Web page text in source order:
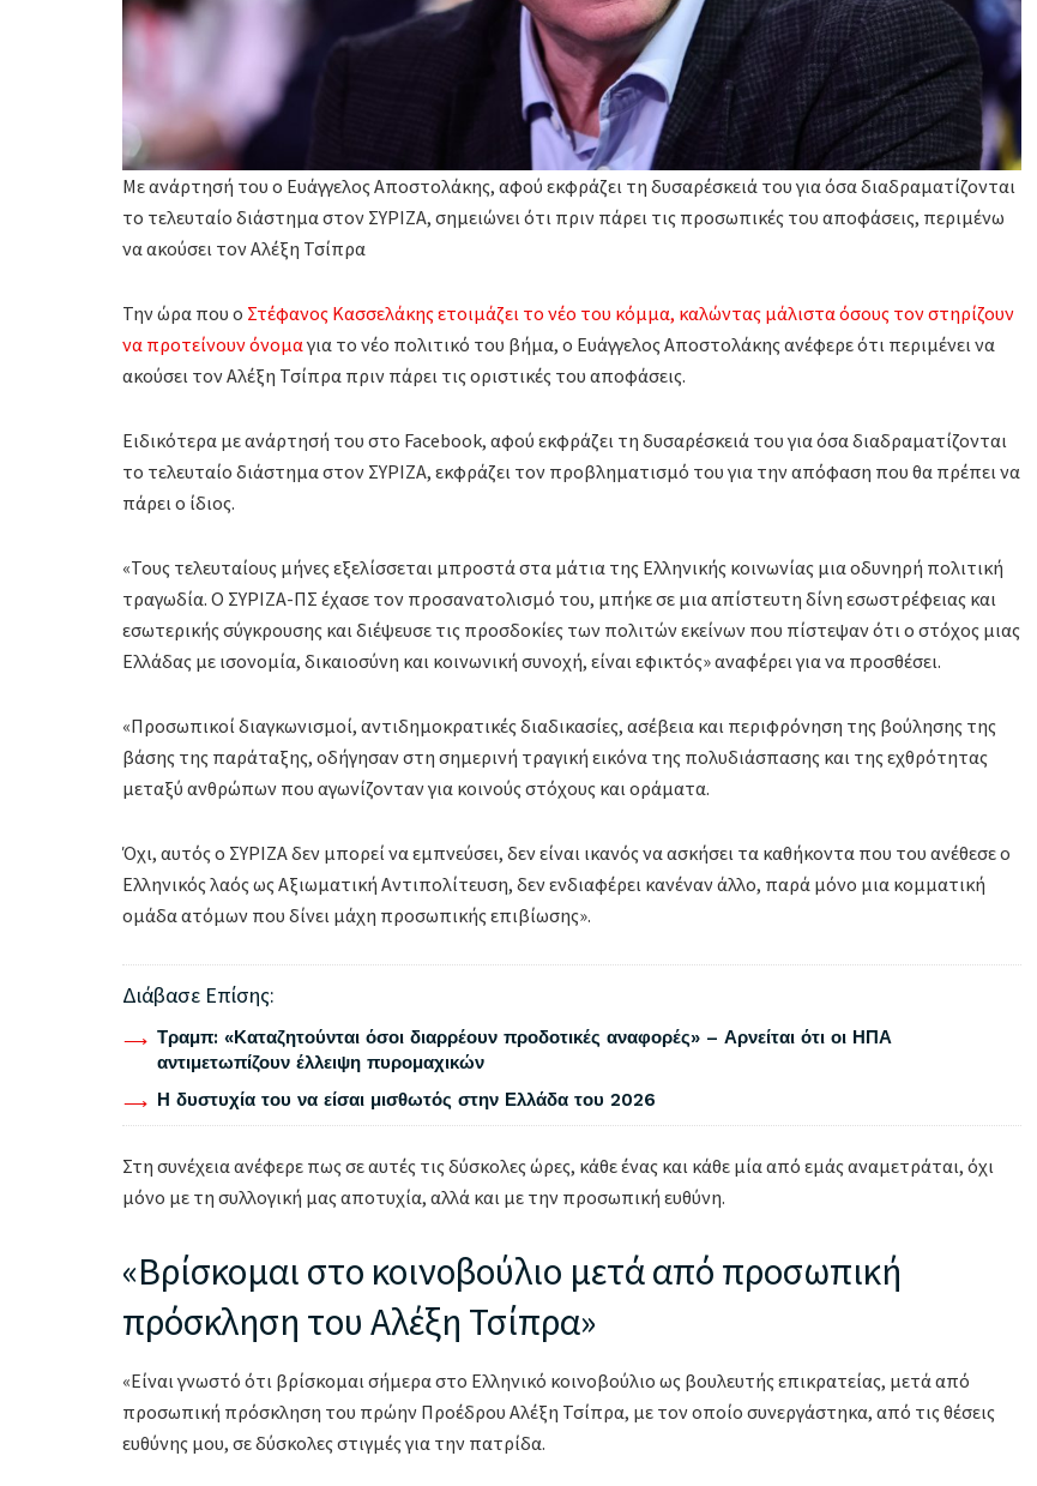
Με ανάρτησή του ο Ευάγγελος Αποστολάκης, αφού εκφράζει τη δυσαρέσκειά του για όσα διαδραματίζονται
το τελευταίο διάστημα στον ΣΥΡΙΖΑ, σημειώνει ότι πριν πάρει τις προσωπικές του αποφάσεις, περιμένω
να ακούσει τον Αλέξη Τσίπρα
Την ώρα που ο Στέφανος Κασσελάκης ετοιμάζει το νέο του κόμμα, καλώντας μάλιστα όσους τον στηρίζουν
να προτείνουν όνομαγια το νέο πολιτικό του βήμα, ο Ευάγγελος Αποστολάκης ανέφερε ότι περιμένει να
ακούσει τον Αλέξη Τσίπρα πριν πάρει τις οριστικές του αποφάσεις.
Ειδικότερα με ανάρτησή του στο Facebook, αφού εκφράζει τη δυσαρέσκειά του για όσα διαδραματίζονται
το τελευταίο διάστημα στον ΣΥΡΙΖΑ, εκφράζει τον προβληματισμό του για την απόφαση που θα πρέπει να
πάρει ο ίδιος.
«Τους τελευταίους μήνες εξελίσσεται μπροστά στα μάτια της Ελληνικής κοινωνίας μια οδυνηρή πολιτική
τραγωδία. Ο ΣΥΡΙΖΑ-ΠΣ έχασε τον προσανατολισμό του, μπήκε σε μια απίστευτη δίνη εσωστρέφειας και
εσωτερικής σύγκρουσης και διέψευσε τις προσδοκίες των πολιτών εκείνων που πίστεψαν ότι ο στόχος μιας
Ελλάδας με ισονομία, δικαιοσύνη και κοινωνική συνοχή, είναι εφικτός» αναφέρει για να προσθέσει.
«Προσωπικοί διαγκωνισμοί, αντιδημοκρατικές διαδικασίες, ασέβεια και περιφρόνηση της βούλησης της
βάσης της παράταξης, οδήγησαν στη σημερινή τραγική εικόνα της πολυδιάσπασης και της εχθρότητας
μεταξύ ανθρώπων που αγωνίζονταν για κοινούς στόχους και οράματα.
Όχι, αυτός ο ΣΥΡΙZA δεν μπορεί να εμπνεύσει, δεν είναι ικανός να ασκήσει τα καθήκοντα που του ανέθεσε ο
Ελληνικός λαός ως Αξιωματική Αντιπολίτευση, δεν ενδιαφέρει κανέναν άλλο, παρά μόνο μια κομματική
ομάδα ατόμων που δίνει μάχη προσωπικής επιβίωσης».
Διάβασε Επίσης:
Τραμπ: «Καταζητούνται όσοι διαρρέουν προδοτικές αναφορές» – Αρνείται ότι οι ΗΠΑ
αντιμετωπίζουν έλλειψη πυρομαχικών
Η δυστυχία του να είσαι μισθωτός στην Ελλάδα του 2026
Στη συνέχεια ανέφερε πως σε αυτές τις δύσκολες ώρες, κάθε ένας και κάθε μία από εμάς αναμετράται, όχι
μόνο με τη συλλογική μας αποτυχία, αλλά και με την προσωπική ευθύνη.
«Βρίσκομαι στο κοινοβούλιο μετά από προσωπική
πρόσκληση του Αλέξη Τσίπρα»
«Είναι γνωστό ότι βρίσκομαι σήμερα στο Ελληνικό κοινοβούλιο ως βουλευτής επικρατείας, μετά από
προσωπική πρόσκληση του πρώην Προέδρου Αλέξη Τσίπρα, με τον οποίο συνεργάστηκα, από τις θέσεις
ευθύνης μου, σε δύσκολες στιγμές για την πατρίδα.